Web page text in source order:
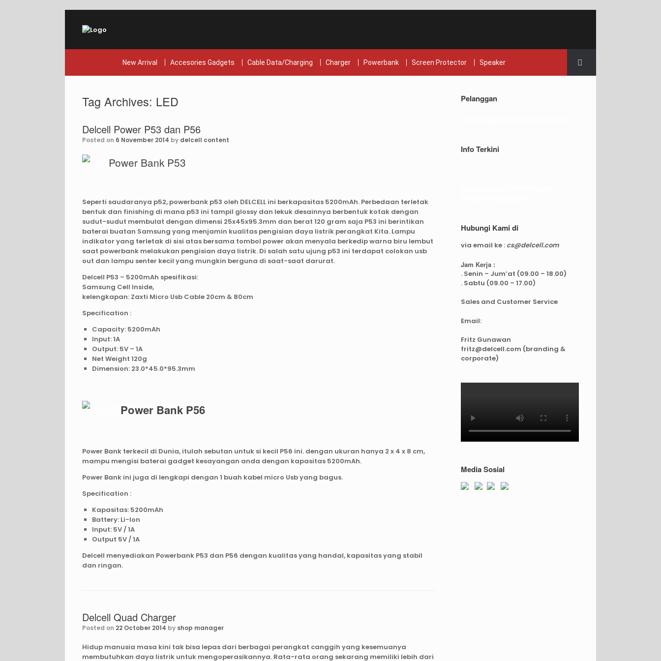
content
New Arrival Accesories Gadgets Cable Data/Charging Charger Powerbank Screen Protector Speaker
Tag Archives: LED
Delcell Power P53 dan P56
Posted on 6 November 2014 by delcell content
Power Bank P53
Seperti saudaranya p52, powerbank p53 oleh DELCELL ini berkapasitas 5200mAh. Perbedaan terletak
bentuk dan finishing di mana p53 ini tampil glossy dan lekuk desainnya berbentuk kotak dengan
sudut-sudut membulat dengan dimensi 25x45x95.3mm dan berat 120 gram saja P53 ini berintikan
baterai buatan Samsung yang menjamin kualitas pengisian daya listrik perangkat Kita. Lampu
indikator yang terletak di sisi atas bersama tombol power akan menyala berkedip warna biru lembut
saat powerbank melakukan pengisian daya listrik. Di salah satu ujung p53 ini terdapat colokan usb
out dan lampu senter kecil yang mungkin berguna di saat-saat darurat.
Delcell P53 – 5200mAh spesifikasi:
Samsung Cell Inside,
kelengkapan: Zaxti Micro Usb Cable 20cm & 80cm
Specification :
Capacity: 5200mAh
Input: 1A
Output: 5V – 1A
Net Weight 120g
Dimension: 23.0*45.0*95.3mm
Power Bank P56
Power Bank terkecil di Dunia, itulah sebutan untuk si kecil P56 ini. dengan ukuran hanya 2 x 4 x 8 cm,
mampu mengisi baterai gadget kesayangan anda dengan kapasitas 5200mAh.
Power Bank ini juga di lengkapi dengan 1 buah kabel micro Usb yang bagus.
Specification :
Kapasitas: 5200mAh
Battery: Li-Ion
Input: 5V / 1A
Output 5V / 1A
Delcell menyediakan Powerbank P53 dan P56 dengan kualitas yang handal, kapasitas yang stabil
dan ringan.
Delcell Quad Charger
Posted on 22 October 2014 by shop manager
Hidup manusia masa kini tak bisa lepas dari berbagai perangkat canggih yang kesemuanya
membutuhkan daya listrik untuk mengoperasikannya. Rata-rata orang sekarang memiliki lebih dari
Pelanggan
Info Terkini
Hubungi Kami di
via email ke : cs@delcell.com
Jam Kerja :
. Senin – Jum’at (09.00 – 18.00)
. Sabtu (09.00 – 17.00)
Sales and Customer Service
Email:
Fritz Gunawan
fritz@delcell.com (branding &
corporate)
Media Sosial